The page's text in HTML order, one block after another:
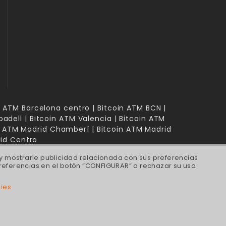
mostrarle publicidad relacionada con sus preferencias
en el botón “CONFIGURAR” o rechazar su uso
.
Barcelona centro | Bitcoin ATM BCN |
| Bitcoin ATM Valencia | Bitcoin ATM
Madrid Chamberí | Bitcoin ATM Madrid
Centro